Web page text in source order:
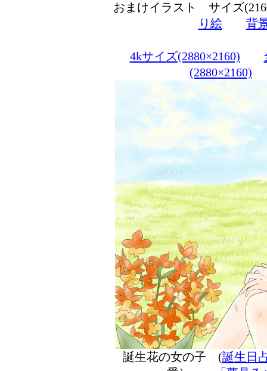
おまけイラスト サイズ
り絵
背
4kサイズ(2880×2160)
(2880×2160)
誕生花の女の子 (誕生日